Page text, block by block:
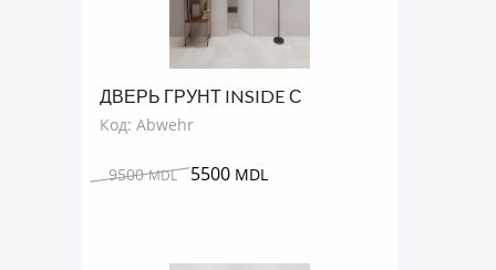
ДВЕРЬ ГРУНТ INSIDE С
ТОРЦОМ ХРОМ ПОД ПОКРАСКУ
ABWEHR
Код: Abwehr
9500MDL 5500 MDL